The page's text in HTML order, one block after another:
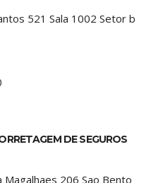
521 Sala 1002 Setor b
DE SEGUROS
Magalhaes 206 Sao Bento